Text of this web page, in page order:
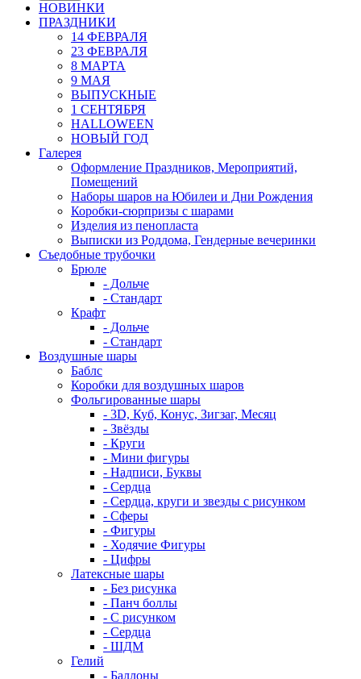
НОВИНКИ
ПРАЗДНИКИ
14 ФЕВРАЛЯ
23 ФЕВРАЛЯ
8 МАРТА
9 МАЯ
ВЫПУСКНЫЕ
1 СЕНТЯБРЯ
HALLOWEEN
НОВЫЙ ГОД
Галерея
Оформление Праздников, Мероприятий,
Помещений
Наборы шаров на Юбилеи и Дни Рождения
Коробки-сюрпризы с шарами
Изделия из пенопласта
Выписки из Роддома, Гендерные вечеринки
Съедобные трубочки
Брюле
- Дольче
- Стандарт
Крафт
- Дольче
- Стандарт
Воздушные шары
Баблс
Коробки для воздушных шаров
Фольгированные шары
- 3D, Куб, Конус, Зигзаг, Месяц
- Звёзды
- Круги
- Мини фигуры
- Надписи, Буквы
- Сердца
- Сердца, круги и звезды с рисунком
- Сферы
- Фигуры
- Ходячие Фигуры
- Цифры
Латексные шары
- Без рисунка
- Панч боллы
- С рисунком
- Сердца
- ШДМ
Гелий
- Баллоны